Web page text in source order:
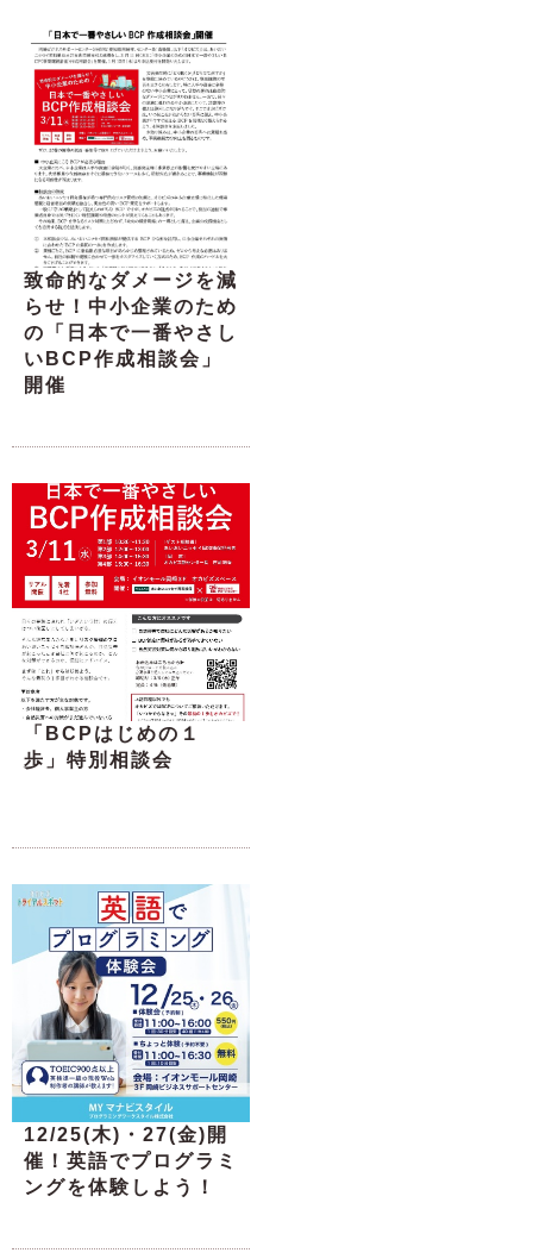
致命的なダメージを減
らせ！中小企業のため
の「日本で一番やさし
いBCP作成相談会」
開催
「BCPはじめの１
歩」特別相談会
12/25(木)・27(金)開
催！英語でプログラミ
ングを体験しよう！